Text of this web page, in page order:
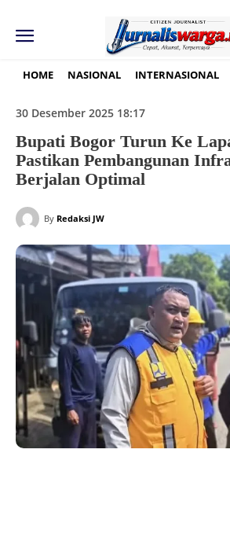
HOME NASIONAL INTERNASIONAL
30 Desember 2025 18:17
Bupati Bogor Turun Ke
Pastikan Pembangunan
Berjalan Optimal
By Redaksi JW